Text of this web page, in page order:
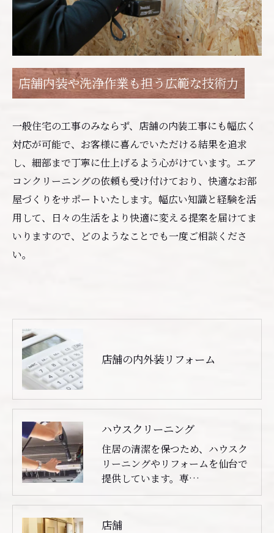
店舗内装や洗浄作業も担う広範な技術力
一般住宅の工事のみならず、店舗の内装工事にも幅広く
対応が可能で、お客様に喜んでいただける結果を追求
し、細部まで丁寧に仕上げるよう心がけています。エア
コンクリーニングの依頼も受け付けており、快適なお部
屋づくりをサポートいたします。幅広い知識と経験を活
用して、日々の生活をより快適に変える提案を届けてま
いりますので、どのようなことでも一度ご相談くださ
い。
店舗の内外装リフォーム
ハウスクリーニング
住居の清潔を保つため、ハウスク
リーニングやリフォームを仙台で
提供しています。専…
店舗